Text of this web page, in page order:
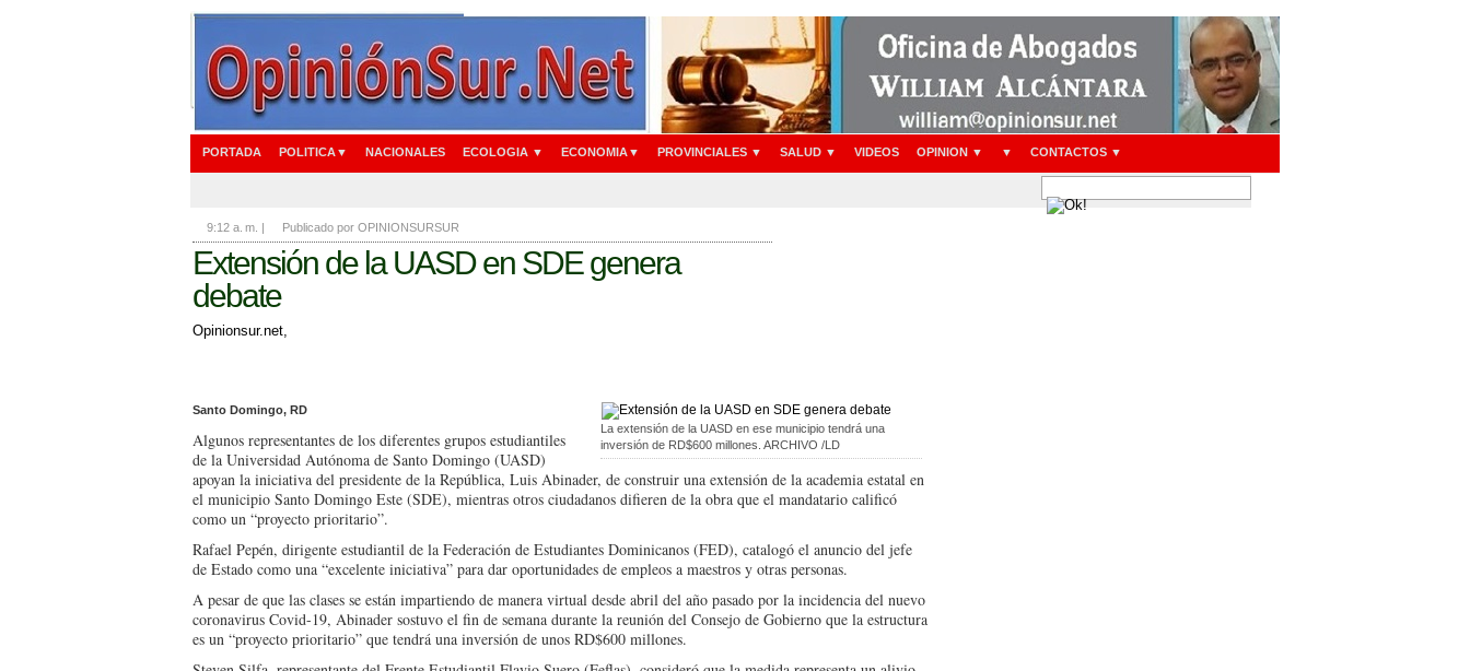
PORTADA POLITICA▼ NACIONALES ECOLOGIA ▼ ECONOMIA▼ PROVINCIALES ▼ SALUD ▼ VIDEOS OPINION ▼ ▼ CONTACTOS ▼
9:12 a. m. | Publicado por OPINIONSURSUR
Extensión de la UASD en SDE genera
debate
Opinionsur.net,
La extensión de la UASD en ese municipio tendrá una
inversión de RD$600 millones. ARCHIVO /LD
Santo Domingo, RD
Algunos representantes de los diferentes grupos es­tudiantiles
de la Universi­dad Autónoma de Santo Domingo (UASD)
apoyan la iniciativa del presiden­te de la República, Luis Abinader, de construir una extensión de la aca­demia estatal en
el muni­cipio Santo Domingo Es­te (SDE), mientras otros ciudadanos difieren de la obra que el mandatario calificó
como un “proyecto prioritario”.
Rafael Pepén, dirigente es­tudiantil de la Federación de Estudiantes Domini­canos (FED), catalogó el anuncio del jefe
de Estado como una “excelente ini­ciativa” para dar oportuni­dades de empleos a maes­tros y otras personas.
A pesar de que las clases se están impartiendo de ma­nera virtual desde abril del año pasado por la inciden­cia del nuevo
coronavirus Covid-19, Abinader sostu­vo el fin de semana duran­te la reunión del Consejo de Gobierno que la estruc­tura
es un “proyecto prio­ritario” que tendrá una in­versión de unos RD$600 millones.